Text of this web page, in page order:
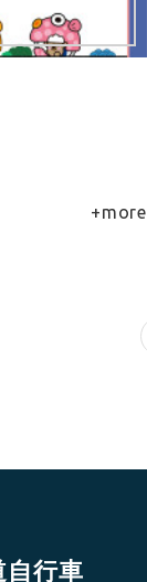
+more
自行車